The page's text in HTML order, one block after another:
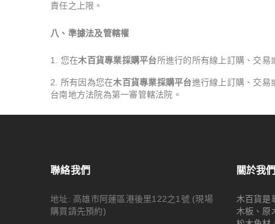
責任之上限。
八、準據法及管轄權
您在木百貨專業採購平台所進行的所有線上訂購、交
所有因為您在木百貨專業採購平台進行線上訂購、交易
台南地方法院為第一審管轄法院。
聯絡我們
地址: 高雄市阿蓮區港後里122之1號 (現場
購買請先預約)
關於我
木百貨是
木板、原